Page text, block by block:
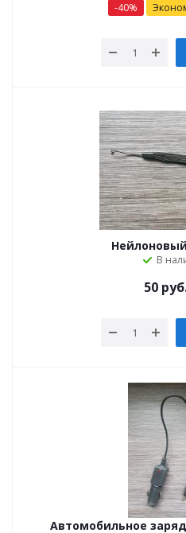
-40%
В
50
Автомобильное